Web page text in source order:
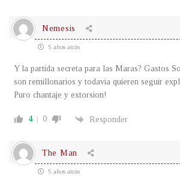
Nemesis
5 años atrás
Y la partida secreta para las Maras? Gastos
son remillonarios y todavia quieren seguir
Puro chantaje y extorsion!
4 0 Responder
The Man
5 años atrás